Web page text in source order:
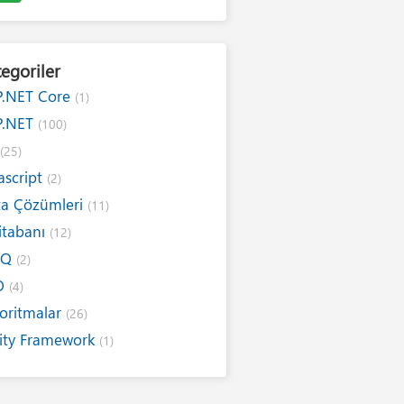
Core (1)
(100)
(25)
(2)
Çözümleri (11)
(12)
(2)
(4)
(26)
Framework (1)